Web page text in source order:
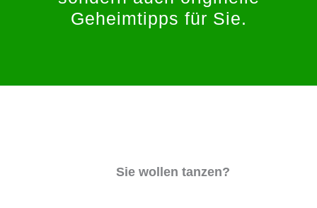
Geheimtipps für Sie.
Sie wollen tanzen?